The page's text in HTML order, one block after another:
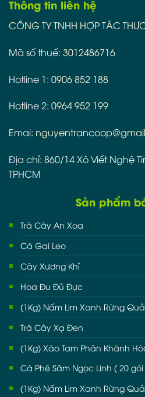
Thông tin liên hệ
CÔNG TY TNHH HỢP TÁC
Mã số thuế: 3012486716
Hotline 1: 0906 852 188
Hotline 2: 0964 952 199
Emai:
Địa chỉ: 860/14 Xô Viết Nghệ
TPHCM
Sản phẩm
Trà Cây An Xoa
Cà Gai Leo
Cây Xương Khỉ
Hoa Đu Đủ Đực
(1Kg) Nấm Lim Xanh Rừng
Trà Cây Xạ Đen
(1Kg) Xáo Tam Phân Khánh
Cà Phê Sâm Ngọc Linh ( 20 gói
(1Kg) Nấm Lim Xanh Rừng